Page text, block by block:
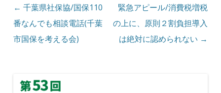
投稿ナビゲーション
← 千葉県社保協/国保110
番なんでも相談電話(千葉
市国保を考える会)
緊急アピール/消費税増税
の上に、原則２割負担導入
は絶対に認められない →